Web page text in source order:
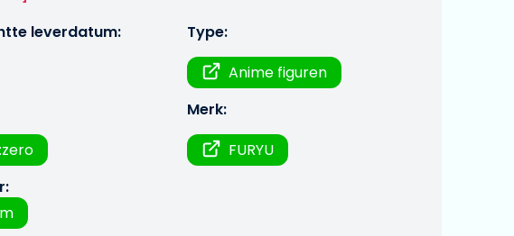
leverdatum:
Type:
Anime figuren
Merk:
FURYU